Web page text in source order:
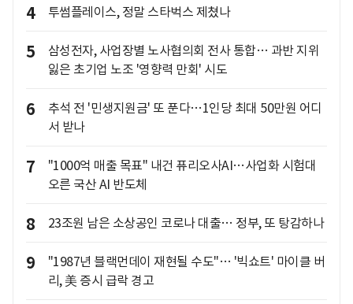
4 투썸플레이스, 정말 스타벅스 제쳤나
5
삼성전자, 사업장별 노사협의회 전사 통합… 과반 지위
잃은 초기업 노조 '영향력 만회' 시도
6
추석 전 '민생지원금' 또 푼다…1인당 최대 50만원 어디
서 받나
7
"1000억 매출 목표" 내건 퓨리오사AI…사업화 시험대
오른 국산 AI 반도체
8 23조원 남은 소상공인 코로나 대출… 정부, 또 탕감하나
9
"1987년 블랙먼데이 재현될 수도"… '빅쇼트' 마이클 버
리, 美 증시 급락 경고